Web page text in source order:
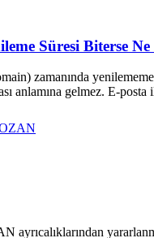
Süresi Biterse
zamanında
anlamına gelmez. E-
ayrıcalıklarından